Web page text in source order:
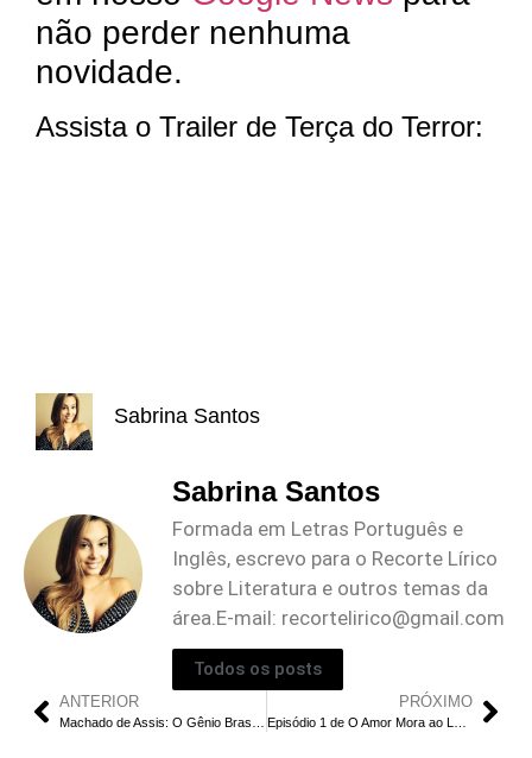
não perder nenhuma
novidade.
Assista o Trailer de Terça do Terror:
Sabrina Santos
Sabrina Santos
Formada em Letras Português e
Inglês, escrevo para o Recorte Lírico
sobre Literatura e outros temas da
área.E-mail: recortelirico@gmail.com
Todos os posts
ANTERIOR PRÓXIMO